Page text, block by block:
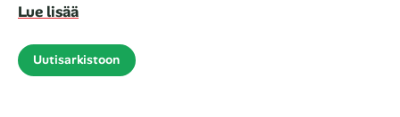
Lue lisää
Uutisarkistoon